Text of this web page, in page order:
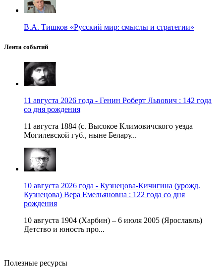
В.А. Тишков «Русский мир: смыслы и стратегии»
Лента событий
11 августа 2026 года - Генин Роберт Львович : 142 года
со дня рождения
11 августа 1884 (с. Высокое Климовичского уезда
Могилевской губ., ныне Белару...
10 августа 2026 года - Кузнецова-Кичигина (урожд.
Кузнецова) Вера Емельяновна : 122 года со дня
рождения
10 августа 1904 (Харбин) – 6 июля 2005 (Ярославль)
Детство и юность про...
Полезные ресурсы